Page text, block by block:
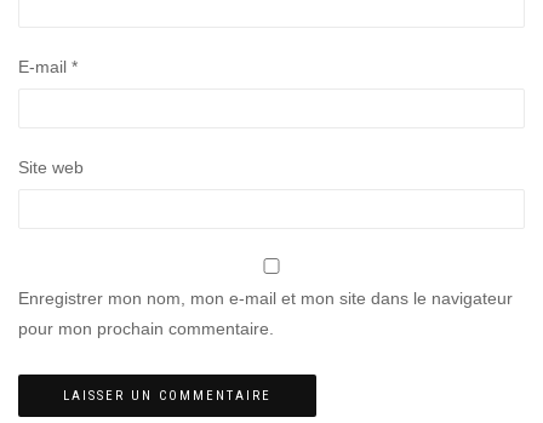
E-mail *
Site web
Enregistrer mon nom, mon e-mail et mon site dans le navigateur
pour mon prochain commentaire.